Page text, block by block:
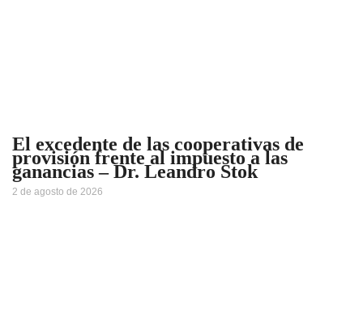
El excedente de las cooperativas de
provisión frente al impuesto a las
ganancias – Dr. Leandro Stok
2 de agosto de 2026